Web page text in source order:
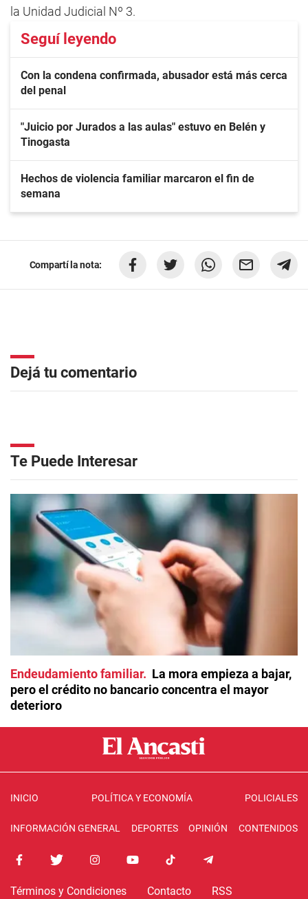
la Unidad Judicial Nº 3.
Seguí leyendo
Con la condena confirmada, abusador está más cerca
del penal
"Juicio por Jurados a las aulas" estuvo en Belén y
Tinogasta
Hechos de violencia familiar marcaron el fin de
semana
Compartí la nota:
Dejá tu comentario
Te Puede Interesar
Endeudamiento familiar
La mora empieza a bajar,
pero el crédito no bancario concentra el mayor
deterioro
INICIO POLÍTICA Y ECONOMÍA POLICIALES
INFORMACIÓN GENERAL DEPORTES OPINIÓN CONTENIDOS
Términos y Condiciones Contacto RSS